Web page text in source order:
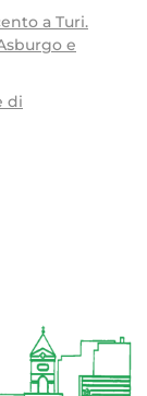
a Turi.
e
di